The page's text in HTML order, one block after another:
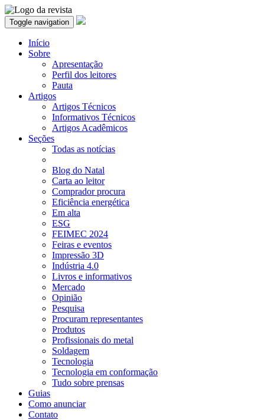
Toggle navigation
Início
Sobre
Apresentação
Perfil dos leitores
Pauta
Artigos
Artigos Técnicos
Informativos Técnicos
Artigos Acadêmicos
Seções
Todas as notícias
Blog do Natal
Carta ao leitor
Comprador procura
Eficiência energética
Em alta
ESG
FEIMEC 2024
Feiras e eventos
Impressão 3D
Indústria 4.0
Livros e informativos
Mercado
Opinião
Pesquisa
Procuram representantes
Produtos
Profissionais do metal
Soldagem
Tecnologia
Tecnologia em conformação
Tudo sobre prensas
Guias
Como anunciar
Contato